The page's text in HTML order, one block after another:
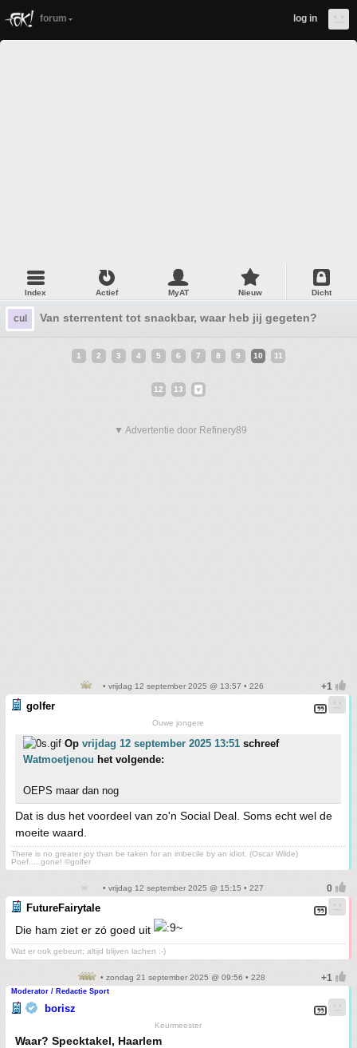
forum log in
Index Actief MyAT Nieuw Dicht
cul Van sterrentent tot snackbar, waar heb jij gegeten? #35
1 2 3 4 5 6 7 8 9 10 11
12 13
▼ Advertentie door Refinery89
• vrijdag 12 september 2025 @ 13:57 • 226
golfer
Ouwe jongere
Op vrijdag 12 september 2025 13:51 schreef
Watmoetjenou het volgende:
OEPS maar dan nog
Dat is dus het voordeel van zo'n Social Deal. Soms echt wel de
moeite waard.
There is no greater joy than be taken for an imbecile by an idiot. (Oscar Wilde)
Poef.....gone! ©golfer
• vrijdag 12 september 2025 @ 15:15 • 227
FutureFairytale
Die ham ziet er zó goed uit
Wat er ook gebeurt; altijd blijven lachen :-)
• zondag 21 september 2025 @ 09:56 • 228
Moderator / Redactie Sport
borisz
Keurmeester
Waar? Specktakel, Haarlem